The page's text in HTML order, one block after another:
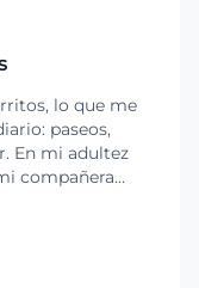
lo que me
paseos,
En mi adultez
compañera
perritos de mis
y cariño